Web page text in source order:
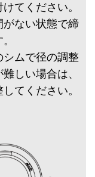
てください。
がない状態で締
シムで径の調整
しい場合は、
てください。